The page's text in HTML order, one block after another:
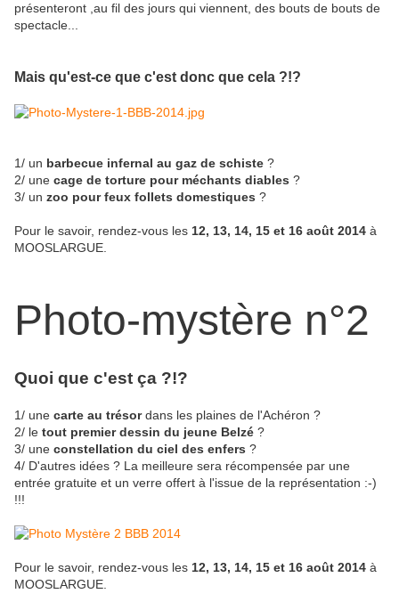
présenteront ,au fil des jours qui viennent, des bouts de bouts de
spectacle...
Mais qu'est-ce que c'est donc que cela ?!?
1/ un barbecue infernal au gaz de schiste ?
2/ une cage de torture pour méchants diables ?
3/ un zoo pour feux follets domestiques ?
Pour le savoir, rendez-vous les 12, 13, 14, 15 et 16 août 2014 à
MOOSLARGUE.
Photo-mystère n°2
Quoi que c'est ça ?!?
1/ une carte au trésordans les plaines de l'Achéron ?
2/ le tout premier dessin du jeune Belzé ?
3/ une constellation du ciel des enfers ?
4/ D'autres idées ? La meilleure sera récompensée par une
entrée gratuite et un verre offert à l'issue de la représentation :-)
!!!
Pour le savoir, rendez-vous les 12, 13, 14, 15 et 16 août 2014 à
MOOSLARGUE.